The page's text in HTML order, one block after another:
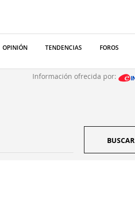
OPINIÓN TENDENCIAS FOROS
Información ofrecida por:
BUSCAR